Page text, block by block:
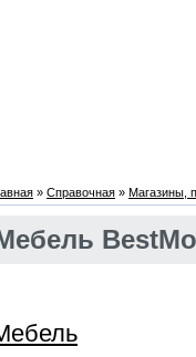
» Справочная » Магазины,